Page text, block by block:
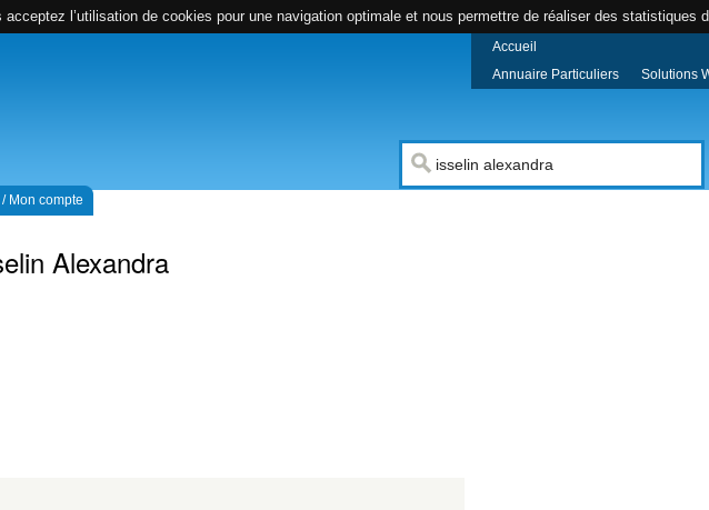
l’utilisation de cookies pour une navigation optimale et nous permettre de réaliser des statistiques
Accueil
Annuaire Particuliers
Solutions
Mon compte
Alexandra